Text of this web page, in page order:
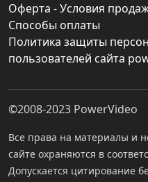
Оферта - Условия
Способы оплаты
Политика защиты
пользователей сайта
©2008-2023 PowerVideo
Все права на материалы и
сайте охраняются в
Допускается цитирование